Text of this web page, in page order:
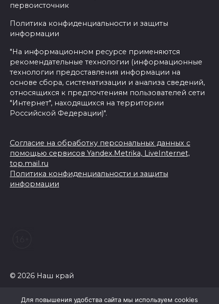
первоисточник
Политика конфиденциальности и защиты
информации
"На информационном ресурсе применяются
рекомендательные технологии (информационные
технологии предоставления информации на
основе сбора, систематизации и анализа сведений,
относящихся к предпочтениям пользователей сети
"Интернет", находящихся на территории
Российской Федерации)".
Согласие на обработку персональных данных с
помощью сервисов Yandex.Metrika, LiveInternet,
top.mail.ru
Политика конфиденциальности и защиты
информации
© 2026 Наш край
Для повышения удобства сайта мы используем cookies